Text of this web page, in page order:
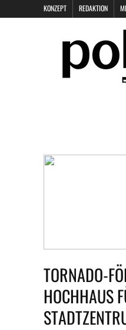
KONZEPT REDAKTION
TORNADO-
HOCHHAUS